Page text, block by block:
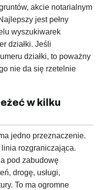
akcie notarialnym
jest pełny
wyszukiwarek
działki. Jeśli
działki, to poważny
nie da się rzetelnie
w kilku
jedno przeznaczenie.
rozgraniczająca.
pod zabudowę
drogę, usługi,
To ma ogromne